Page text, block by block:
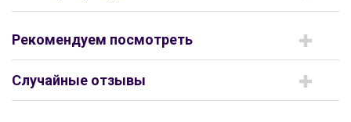
Рекомендуем посмотреть
Случайные отзывы